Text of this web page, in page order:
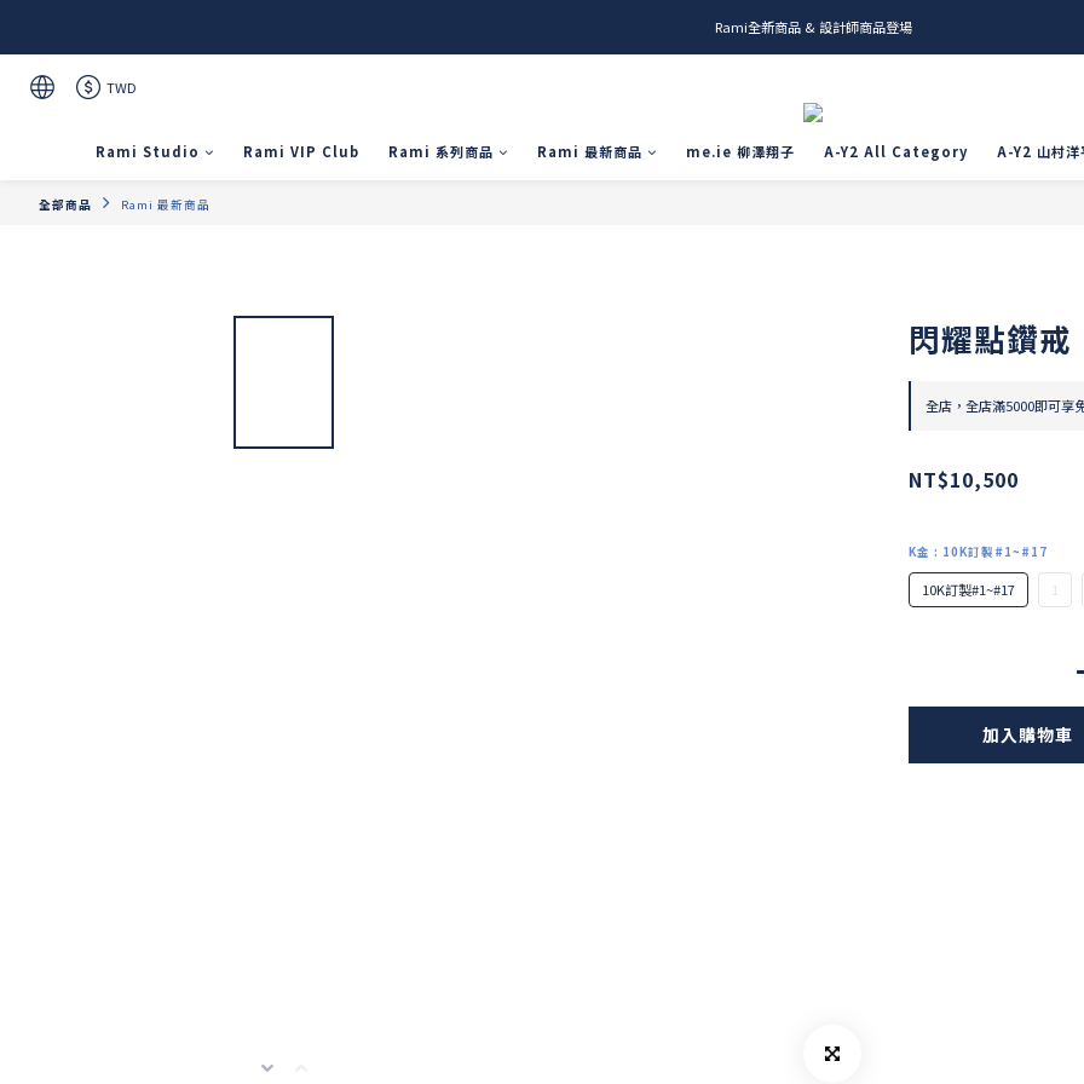
me.ie & A-Y2 新發售
Rami全新商品 & 設計師商品登場
TWD
Rami Studio Rami VIP Club Rami 系列商品 Rami 最新商品 me.ie 柳澤翔子 A-Y2 All Category A-Y2 山村洋
全部商品 Rami 最新商品
閃耀點鑽戒
全店，全店滿5000即可享
NT$10,500
K金 : 10K訂製#1~#17
10K訂製#1~#17 1
加入購物車